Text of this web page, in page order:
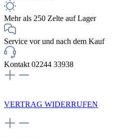
Mehr als 250 Zelte auf Lager
Service vor und nach dem Kauf
Kontakt 02244 33938
VERTRAG WIDERRUFEN